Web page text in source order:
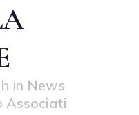
in News
Associati